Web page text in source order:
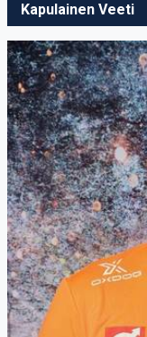
Kapulainen Veeti